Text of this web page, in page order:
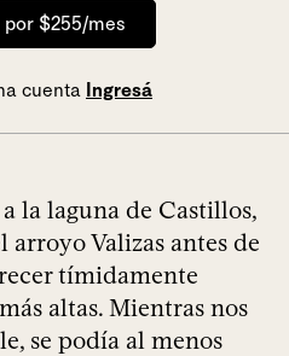
$255/mes
cuenta Ingresá
la laguna de Castillos,
Valizas antes de
tímidamente
altas. Mientras nos
se podía al menos